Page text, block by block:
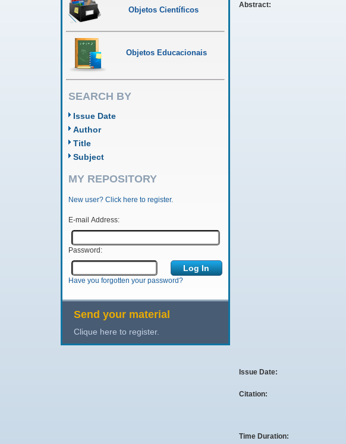
Objetos Científicos
Objetos Educacionais
SEARCH BY
Issue Date
Author
Title
Subject
MY REPOSITORY
New user? Click here to register.
E-mail Address:
Password:
Have you forgotten your password?
Send your material
Clique here to register.
Abstract:
Issue Date:
Citation:
Time Duration: